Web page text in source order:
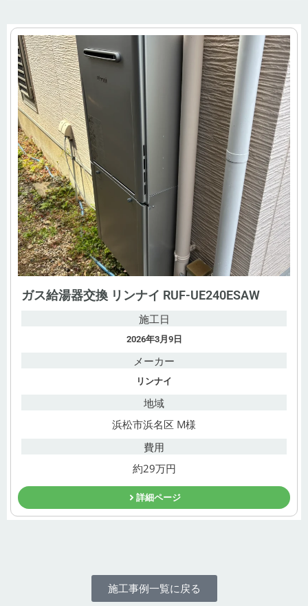
ガス給湯器交換 リンナイ RUF-UE240ESAW
施工日
2026年3月9日
メーカー
リンナイ
地域
浜松市浜名区 M様
費用
約29万円
詳細ページ
施工事例一覧に戻る